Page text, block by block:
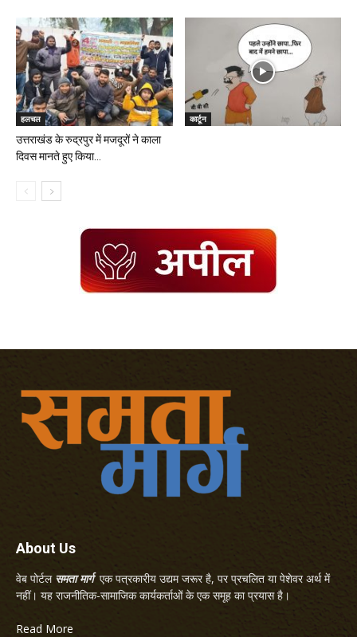
हलचल
उत्तराखंड के रुद्रपुर में मजदूरों ने काला
दिवस मानते हुए किया...
कार्टून
About Us
वेब पोर्टल समता मार्गएक पत्रकारीय उद्यम जरूर है, पर प्रचलित या पेशेवर अर्थ में
नहीं। यह राजनीतिक-सामाजिक कार्यकर्ताओं के एक समूह का प्रयास है।
Read More